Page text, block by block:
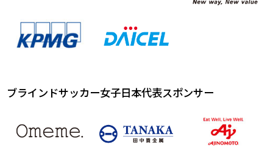
ブラインドサッカー女子日本代表スポンサー